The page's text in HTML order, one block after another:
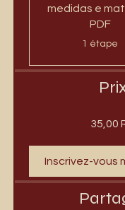
medidas e
PDF
.
1 étape
35,00
Inscrivez-vous